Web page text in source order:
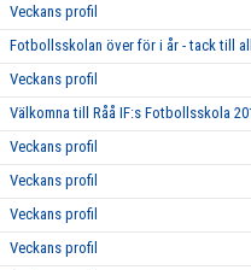
Veckans profil
Fotbollsskolan över för i år - tack till
Veckans profil
Välkomna till Råå IF:s Fotbollsskola
Veckans profil
Veckans profil
Veckans profil
Veckans profil